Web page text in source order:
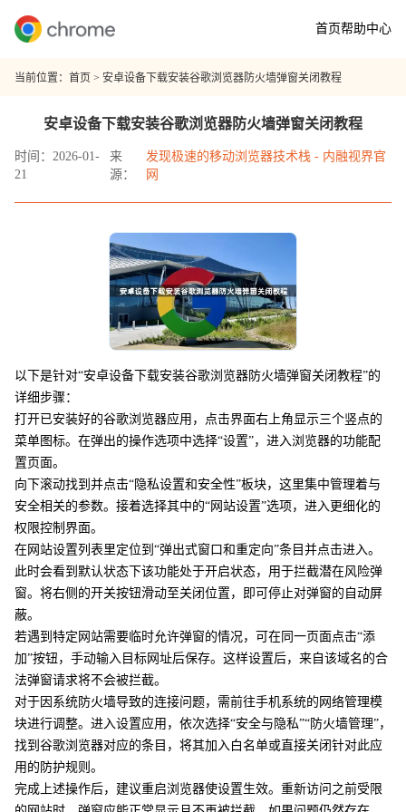
首页帮助中心
当前位置： 首页 > 安卓设备下载安装谷歌浏览器防火墙弹窗关闭教程
安卓设备下载安装谷歌浏览器防火墙弹窗关闭教程
时间：2026-01-
21
来
源：
发现极速的移动浏览器技术栈 - 内融视界官
网
以下是针对“安卓设备下载安装谷歌浏览器防火墙弹窗关闭教程”的
详细步骤：
打开已安装好的谷歌浏览器应用，点击界面右上角显示三个竖点的
菜单图标。在弹出的操作选项中选择“设置”，进入浏览器的功能配
置页面。
向下滚动找到并点击“隐私设置和安全性”板块，这里集中管理着与
安全相关的参数。接着选择其中的“网站设置”选项，进入更细化的
权限控制界面。
在网站设置列表里定位到“弹出式窗口和重定向”条目并点击进入。
此时会看到默认状态下该功能处于开启状态，用于拦截潜在风险弹
窗。将右侧的开关按钮滑动至关闭位置，即可停止对弹窗的自动屏
蔽。
若遇到特定网站需要临时允许弹窗的情况，可在同一页面点击“添
加”按钮，手动输入目标网址后保存。这样设置后，来自该域名的合
法弹窗请求将不会被拦截。
对于因系统防火墙导致的连接问题，需前往手机系统的网络管理模
块进行调整。进入设置应用，依次选择“安全与隐私”“防火墙管理”，
找到谷歌浏览器对应的条目，将其加入白名单或直接关闭针对此应
用的防护规则。
完成上述操作后，建议重启浏览器使设置生效。重新访问之前受限